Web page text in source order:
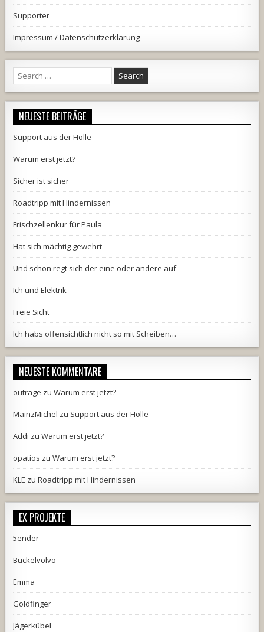
Supporter
Impressum / Datenschutzerklärung
Search
for:
NEUESTE BEITRÄGE
Support aus der Hölle
Warum erst jetzt?
Sicher ist sicher
Roadtripp mit Hindernissen
Frischzellenkur für Paula
Hat sich mächtig gewehrt
Und schon regt sich der eine oder andere auf
Ich und Elektrik
Freie Sicht
Ich habs offensichtlich nicht so mit Scheiben…
NEUESTE KOMMENTARE
outrage zuWarum erst jetzt?
MainzMichel zu Support aus der Hölle
Addi zuWarum erst jetzt?
opatios zuWarum erst jetzt?
KLE zuRoadtripp mit Hindernissen
EX PROJEKTE
5ender
Buckelvolvo
Emma
Goldfinger
Jägerkübel